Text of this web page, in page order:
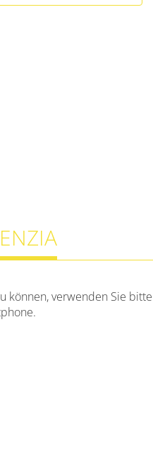
können, verwenden Sie bitte